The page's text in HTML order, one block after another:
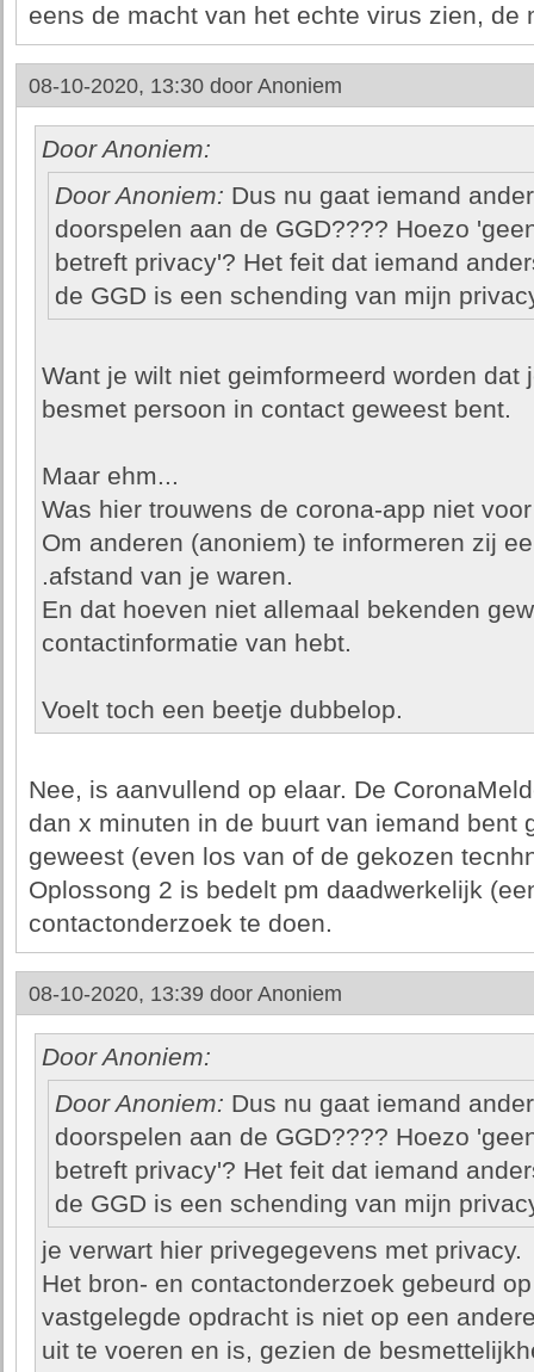
eens de macht van het echte virus zien, de
08-10-2020, 13:30 door Anoniem
Door Anoniem:
Door Anoniem: Dus nu gaat iemand
doorspelen aan de GGD???? Hoezo
betreft privacy'? Het feit dat iemand
de GGD is een schending van mijn
Want je wilt niet geimformeerd worden dat
besmet persoon in contact geweest bent.
Maar ehm...
Was hier trouwens de corona-app niet
Om anderen (anoniem) te informeren zij
.afstand van je waren.
En dat hoeven niet allemaal bekenden
contactinformatie van hebt.
Voelt toch een beetje dubbelop.
Nee, is aanvullend op elaar. De
dan x minuten in de buurt van iemand bent
geweest (even los van of de gekozen
Oplossong 2 is bedelt pm daadwerkelijk
contactonderzoek te doen.
08-10-2020, 13:39 door Anoniem
Door Anoniem:
Door Anoniem: Dus nu gaat iemand
doorspelen aan de GGD???? Hoezo
betreft privacy'? Het feit dat iemand
de GGD is een schending van mijn
je verwart hier privegegevens met privacy.
Het bron- en contactonderzoek gebeurd
vastgelegde opdracht is niet op een
uit te voeren en is, gezien de